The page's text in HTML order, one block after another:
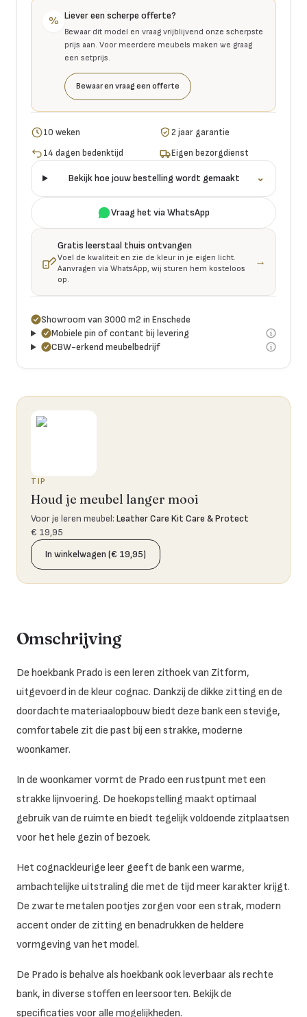
% Liever een scherpe offerte?
Bewaar dit model en vraag vrijblijvend onze scherpste
prijs aan. Voor meerdere meubels maken we graag
een setprijs.
Bewaar en vraag een offerte
10 weken
2 jaar garantie
14 dagen bedenktijd
Eigen bezorgdienst
Bekijk hoe jouw bestelling wordt gemaakt ⌄
Vraag het via WhatsApp
Gratis leerstaal thuis ontvangen
Voel de kwaliteit en zie de kleur in je eigen licht.
Aanvragen via WhatsApp, wij sturen hem kosteloos
op.
→
Showroom van 3000 m2 in Enschede
Mobiele pin of contant bij levering
CBW-erkend meubelbedrijf
TIP
Houd je meubel langer mooi
Voor je leren meubel: Leather Care Kit Care & Protect
€ 19,95
In winkelwagen (€ 19,95)
Omschrijving
De hoekbank Prado is een leren zithoek van Zitform,
uitgevoerd in de kleur cognac. Dankzij de dikke zitting en de
doordachte materiaalopbouw biedt deze bank een stevige,
comfortabele zit die past bij een strakke, moderne
woonkamer.
In de woonkamer vormt de Prado een rustpunt met een
strakke lijnvoering. De hoekopstelling maakt optimaal
gebruik van de ruimte en biedt tegelijk voldoende zitplaatsen
voor het hele gezin of bezoek.
Het cognackleurige leer geeft de bank een warme,
ambachtelijke uitstraling die met de tijd meer karakter krijgt.
De zwarte metalen pootjes zorgen voor een strak, modern
accent onder de zitting en benadrukken de heldere
vormgeving van het model.
De Prado is behalve als hoekbank ook leverbaar als rechte
bank, in diverse stoffen en leersoorten. Bekijk de
specificaties voor alle mogelijkheden.